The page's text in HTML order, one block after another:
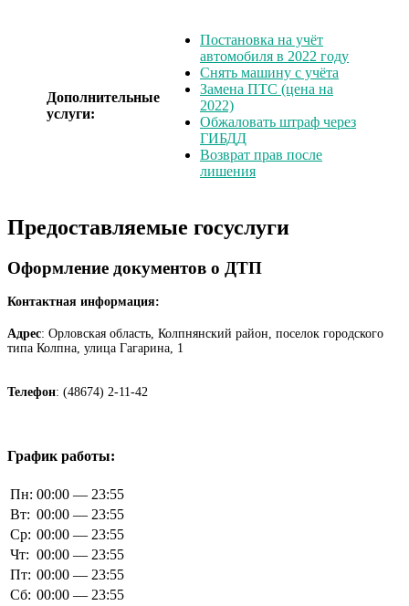
Дополнительные
услуги:
Постановка на учёт
автомобиля в 2022 году
Снять машину с учёта
Замена ПТС (цена на
2022)
Обжаловать штраф через
ГИБДД
Возврат прав после
лишения
Предоставляемые госуслуги
Оформление документов о ДТП
Контактная информация:
Адрес: Орловская область, Колпнянский район, поселок городского
типа Колпна, улица Гагарина, 1
Телефон: (48674) 2-11-42
График работы:
Пн: 00:00 — 23:55
Вт: 00:00 — 23:55
Ср: 00:00 — 23:55
Чт: 00:00 — 23:55
Пт: 00:00 — 23:55
Сб: 00:00 — 23:55